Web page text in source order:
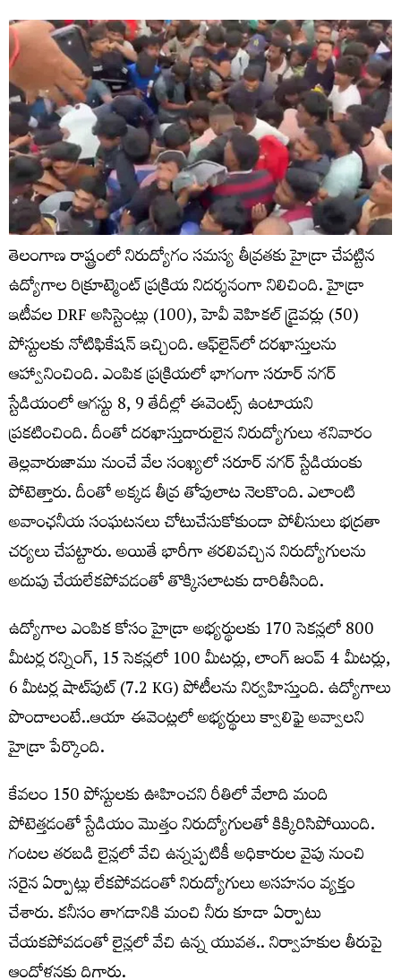
తెలంగాణ రాష్ట్రంలో నిరుద్యోగం సమస్య తీవ్రతకు హైడ్రా చేపట్టిన
ఉద్యోగాల రిక్రూట్మెంట్ ప్రక్రియ నిదర్శనంగా నిలిచింది. హైడ్రా
ఇటీవల DRF అసిస్టెంట్లు (100), హెవీ వెహికల్ డ్రైవర్లు (50)
పోస్టులకు నోటిఫికేషన్ ఇచ్చింది. ఆఫ్‌లైన్‌లో దరఖాస్తులను
ఆహ్వానించింది. ఎంపిక ప్రక్రియలో భాగంగా సరూర్ నగర్
స్టేడియంలో ఆగస్టు 8, 9 తేదీల్లో ఈవెంట్స్ ఉంటాయని
ప్రకటించింది. దీంతో దరఖాస్తుదారులైన నిరుద్యోగులు శనివారం
తెల్లవారుజాము నుంచే వేల సంఖ్యలో సరూర్ నగర్ స్టేడియంకు
పోటెత్తారు. దీంతో అక్కడ తీవ్ర తోపులాట నెలకొంది. ఎలాంటి
అవాంఛనీయ సంఘటనలు చోటుచేసుకోకుండా పోలీసులు భద్రతా
చర్యలు చేపట్టారు. అయితే భారీగా తరలివచ్చిన నిరుద్యోగులను
అదుపు చేయలేకపోవడంతో తొక్కిసలాటకు దారితీసింది.
ఉద్యోగాల ఎంపిక కోసం హైడ్రా అభ్యర్థులకు 170 సెకన్లలో 800
మీటర్ల రన్నింగ్, 15 సెకన్లలో 100 మీటర్లు, లాంగ్ జంప్ 4 మీటర్లు,
6 మీటర్ల షాట్‌పుట్ (7.2 KG) పోటీలను నిర్వహిస్తుంది. ఉద్యోగాలు
పొందాలంటే..ఆయా ఈవెంట్లలో అభ్యర్థులు క్వాలిఫై అవ్వాలని
హైడ్రా పేర్కొంది.
కేవలం 150 పోస్టులకు ఊహించని రీతిలో వేలాది మంది
పోటెత్తడంతో స్టేడియం మొత్తం నిరుద్యోగులతో కిక్కిరిసిపోయింది.
గంటల తరబడి లైన్లలో వేచి ఉన్నప్పటికీ అధికారుల వైపు నుంచి
సరైన ఏర్పాట్లు లేకపోవడంతో నిరుద్యోగులు అసహనం వ్యక్తం
చేశారు. కనీసం తాగడానికి మంచి నీరు కూడా ఏర్పాటు
చేయకపోవడంతో లైన్లలో వేచి ఉన్న యువత.. నిర్వాహకుల తీరుపై